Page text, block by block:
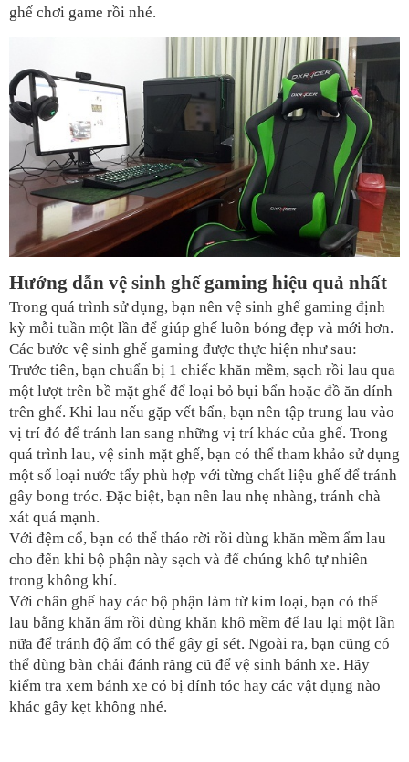
ghế chơi game rồi nhé.
Hướng dẫn vệ sinh ghế gaming hiệu quả nhất
Trong quá trình sử dụng, bạn nên vệ sinh ghế gaming định
kỳ mỗi tuần một lần để giúp ghế luôn bóng đẹp và mới hơn.
Các bước vệ sinh ghế gaming được thực hiện như sau:
Trước tiên, bạn chuẩn bị 1 chiếc khăn mềm, sạch rồi lau qua
một lượt trên bề mặt ghế để loại bỏ bụi bẩn hoặc đồ ăn dính
trên ghế. Khi lau nếu gặp vết bẩn, bạn nên tập trung lau vào
vị trí đó để tránh lan sang những vị trí khác của ghế. Trong
quá trình lau, vệ sinh mặt ghế, bạn có thể tham khảo sử dụng
một số loại nước tẩy phù hợp với từng chất liệu ghế để tránh
gây bong tróc. Đặc biệt, bạn nên lau nhẹ nhàng, tránh chà
xát quá mạnh.
Với đệm cổ, bạn có thể tháo rời rồi dùng khăn mềm ẩm lau
cho đến khi bộ phận này sạch và để chúng khô tự nhiên
trong không khí.
Với chân ghế hay các bộ phận làm từ kim loại, bạn có thể
lau bằng khăn ẩm rồi dùng khăn khô mềm để lau lại một lần
nữa để tránh độ ẩm có thể gây gỉ sét. Ngoài ra, bạn cũng có
thể dùng bàn chải đánh răng cũ để vệ sinh bánh xe. Hãy
kiểm tra xem bánh xe có bị dính tóc hay các vật dụng nào
khác gây kẹt không nhé.